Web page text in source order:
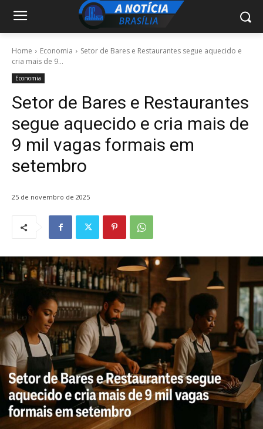
Home Economia
Setor de Bares e Restaurantes segue aquecido e
cria mais de 9...
Economia
Setor de Bares e Restaurantes
segue aquecido e cria mais de
9 mil vagas formais em
setembro
25 de novembro de 2025